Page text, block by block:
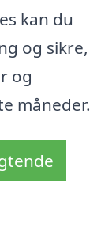
kan du
og sikre,
og
måneder.